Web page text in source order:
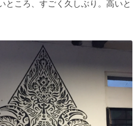
ところ、すごく久しぶり。高いと